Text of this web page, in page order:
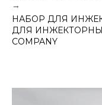
→
НАБОР ДЛЯ
ДЛЯ ИНЖЕКТОРНЫХ
COMPANY